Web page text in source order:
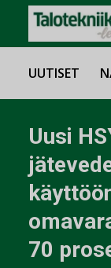
UUTISET
Uusi
70